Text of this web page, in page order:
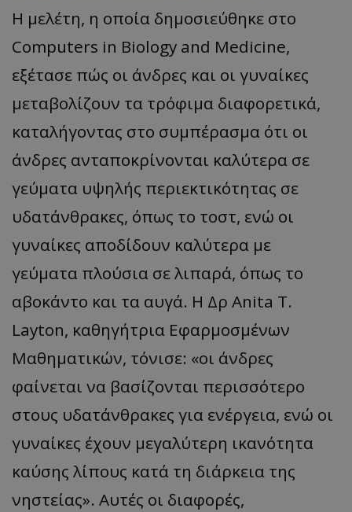
Η μελέτη, η οποία δημοσιεύθηκε στο
Computers in Biology and Medicine,
εξέτασε πώς οι άνδρες και οι γυναίκες
μεταβολίζουν τα τρόφιμα διαφορετικά,
καταλήγοντας στο συμπέρασμα ότι οι
άνδρες ανταποκρίνονται καλύτερα σε
γεύματα υψηλής περιεκτικότητας σε
υδατάνθρακες, όπως το τοστ, ενώ οι
γυναίκες αποδίδουν καλύτερα με
γεύματα πλούσια σε λιπαρά, όπως το
αβοκάντο και τα αυγά. Η Δρ Anita T.
Layton, καθηγήτρια Εφαρμοσμένων
Μαθηματικών, τόνισε: «οι άνδρες
φαίνεται να βασίζονται περισσότερο
στους υδατάνθρακες για ενέργεια, ενώ οι
γυναίκες έχουν μεγαλύτερη ικανότητα
καύσης λίπους κατά τη διάρκεια της
νηστείας». Αυτές οι διαφορές,